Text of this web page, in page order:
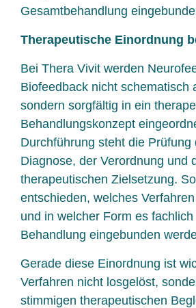
Gesamtbehandlung
Therapeutische Einordnung
Bei Thera Vivit werden
Biofeedback nicht schematisch
sondern sorgfältig in ein
Behandlungskonzept
Durchführung steht die Prüfung
Diagnose, der Verordnung und
therapeutischen Zielsetzung.
entschieden, welches
und in welcher Form es
Behandlung eingebunden
Gerade diese Einordnung ist
Verfahren nicht losgelöst,
stimmigen therapeutischen